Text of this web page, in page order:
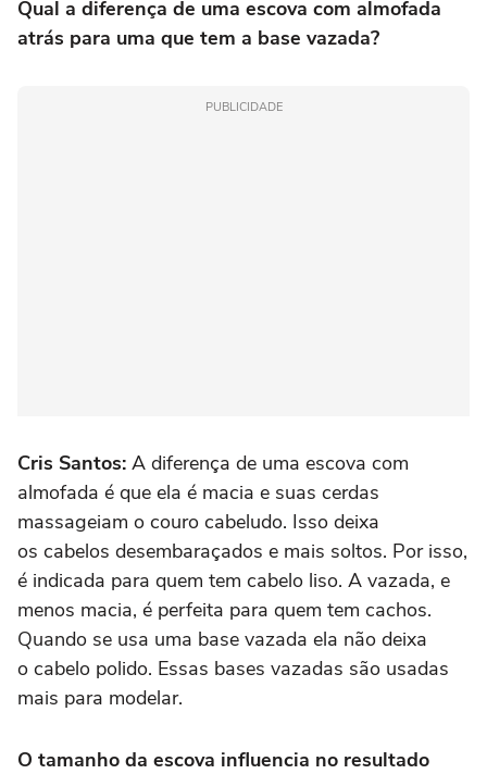
Qual a diferença de uma escova com almofada
atrás para uma que tem a base vazada?
PUBLICIDADE
Cris Santos: A diferença de uma escova com
almofada é que ela é macia e suas cerdas
massageiam o couro cabeludo. Isso deixa
os cabelos desembaraçados e mais soltos. Por isso,
é indicada para quem tem cabelo liso. A vazada, e
menos macia, é perfeita para quem tem cachos.
Quando se usa uma base vazada ela não deixa
o cabelo polido. Essas bases vazadas são usadas
mais para modelar.
O tamanho da escova influencia no resultado